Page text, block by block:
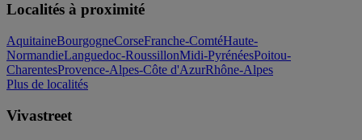
Localités à proximité
AquitaineBourgogneCorseFranche-ComtéHaute-
NormandieLanguedoc-RoussillonMidi-PyrénéesPoitou-
CharentesProvence-Alpes-Côte d'AzurRhône-Alpes
Plus de localités
Vivastreet